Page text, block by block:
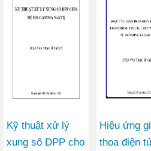
Kỹ thuật xử lý
xung số DPP cho
Hiệu ứng
thoa điện